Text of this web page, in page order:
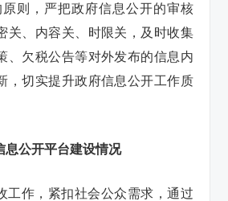
原则，严把政府信息公开的审核
关、内容关、时限关，及时收集
、欠税公告等对外发布的信息内
，切实提升政府信息公开工作质
息公开平台建设情况
工作，紧扣社会公众需求，通过